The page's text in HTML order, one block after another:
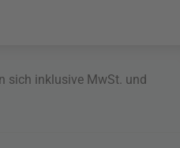
sich inklusive MwSt. und